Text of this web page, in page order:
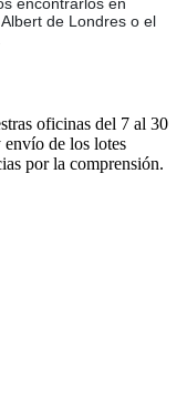
encontrarlos en
de Londres o el
oficinas del 7 al 30
envío de los lotes
por la comprensión.